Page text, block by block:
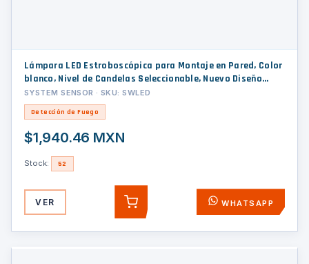
Lámpara LED Estroboscópica para Montaje en Pared, Color
blanco, Nivel de Candelas Seleccionable, Nuevo Diseño
Moderno y Elegante y Menor Consumo de Corriente
SYSTEM SENSOR · SKU: SWLED
Detección de Fuego
$1,940.46 MXN
Stock: 52
VER AGREGAR WHATSAPP